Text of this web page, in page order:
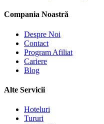
Compania Noastră
Despre Noi
Contact
Program Afiliat
Cariere
Blog
Alte Servicii
Hoteluri
Tururi